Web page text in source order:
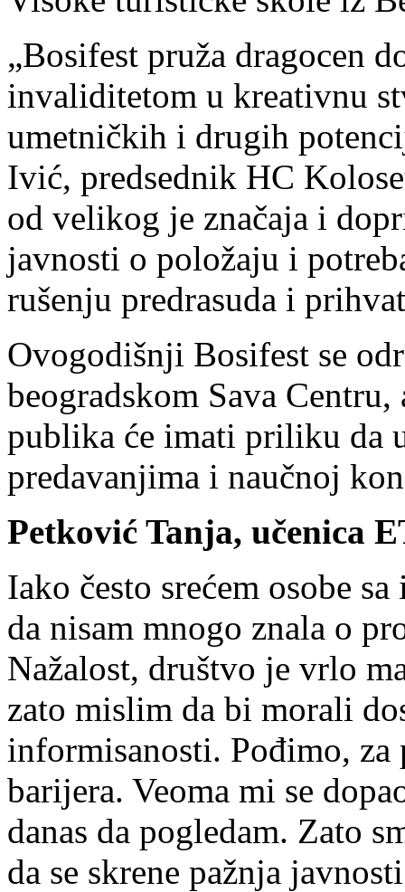
„Bosifest pruža dragocen
invaliditetom u kreativnu
umetničkih i drugih
Ivić, predsednik HC
od velikog je značaja i
javnosti o položaju i
rušenju predrasuda i
Ovogodišnji Bosifest se
beogradskom Sava
publika će imati priliku da
predavanjima i naučnoj
Petković Tanja, učenica
Iako često srećem osobe
da nisam mnogo znala o
Nažalost, društvo je vrlo
zato mislim da bi morali
informisanosti. Pođimo,
barijera. Veoma mi se
danas da pogledam. Zato
da se skrene pažnja